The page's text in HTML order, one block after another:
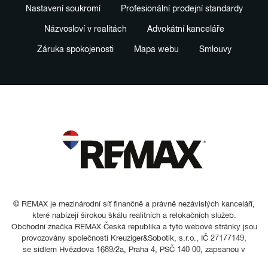
Nastavení soukromí Profesionální prodejní standardy
Názvosloví v realitách Advokátní kanceláře
Záruka spokojenosti Mapa webu Smlouvy
© REMAX je mezinárodní síť finančně a právně nezávislých kanceláří,
které nabízejí širokou škálu realitních a relokačních služeb.
Obchodní značka REMAX Česká republika a tyto webové stránky jsou
provozovány společností Kreuziger&Sobotik, s.r.o., IČ 27177149,
se sídlem Hvězdova 1689/2a, Praha 4, PSČ 140 00, zapsanou v